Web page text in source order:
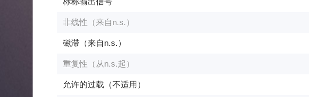
非线性（来自n.s.）
磁滞（来自n.s.）
重复性（从n.s.起）
允许的过载（不适用）